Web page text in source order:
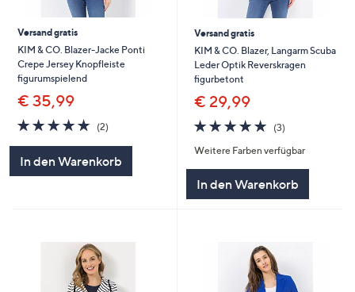
Versand gratis
KIM & CO. Blazer-Jacke Ponti
Crepe Jersey Knopfleiste
figurumspielend
€ 35,99
5.0
von
(2)
In den Warenkorb
Versand gratis
KIM & CO. Blazer, Langarm Scuba
Leder Optik Reverskragen
figurbetont
€ 29,99
5.0
von
5
(3)
Weitere Farben verfügbar
In den Warenkorb